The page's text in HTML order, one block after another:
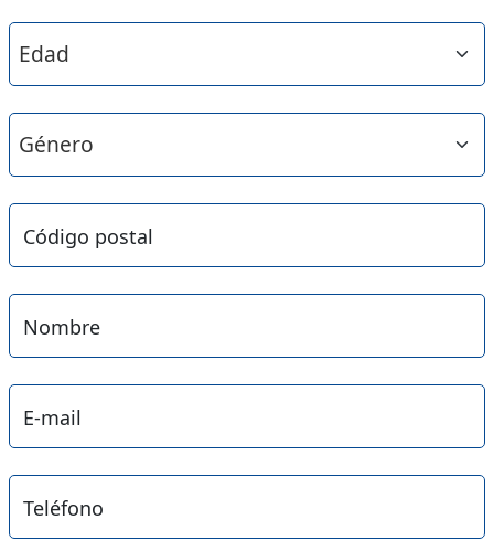
Código postal
Nombre
E-mail
Teléfono